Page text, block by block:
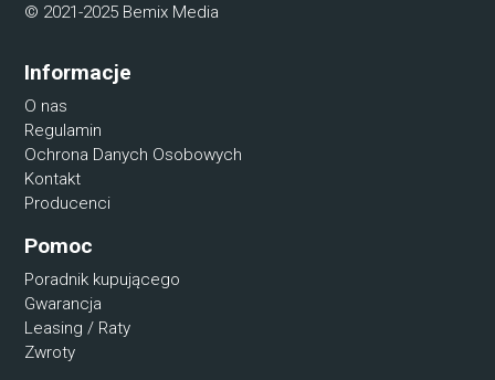
© 2021-2025 Bemix Media
Informacje
O nas
Regulamin
Ochrona Danych Osobowych
Kontakt
Producenci
Pomoc
Poradnik kupującego
Gwarancja
Leasing / Raty
Zwroty